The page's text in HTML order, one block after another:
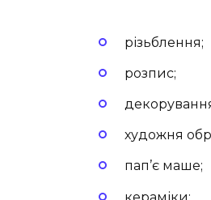
різьблення;
розпис;
художня
пап’є маше;
кераміки;